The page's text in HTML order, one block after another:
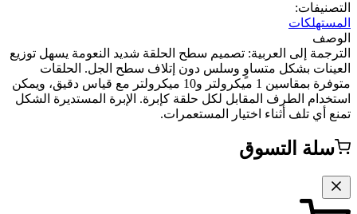
التصنيفات:
المستهلكات
الوصف
الترجمة إلى العربية: تصميم سطح الحلقة شديد النعومة يسهل توزيع
العينات بشكل متساوٍ وسلس دون إتلاف سطح الجل. الحلقات
متوفرة بمقاسين 1 ميكرولتر و10 ميكرولتر مع قياس دقيق، ويمكن
استخدام الطرف المقابل لكل حلقة كإبرة. الإبرة المستديرة الشكل
تمنع أي تلف أثناء اختيار المستعمرات.
سلة التسوق